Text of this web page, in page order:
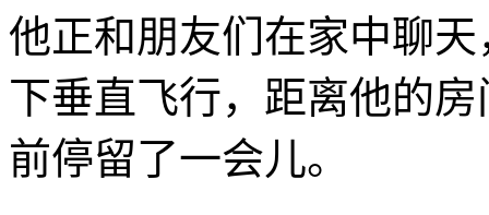
他正和朋友们在家中聊
下垂直飞行，距离他的
前停留了一会儿。